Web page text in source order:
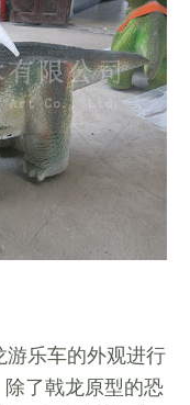
乐车的外观进行
了戟龙原型的恐